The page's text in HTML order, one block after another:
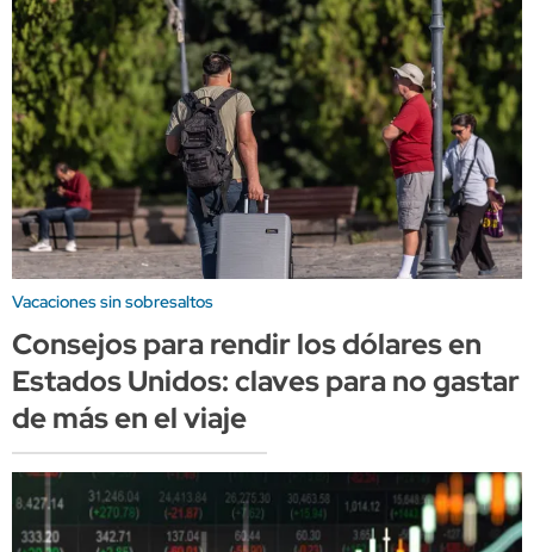
Vacaciones sin sobresaltos
Consejos para rendir los dólares en
Estados Unidos: claves para no gastar
de más en el viaje